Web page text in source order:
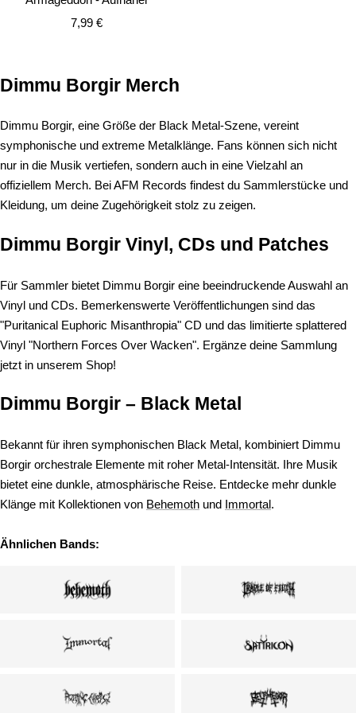
Angebotspreis
7,99 €
Dimmu Borgir Merch
Dimmu Borgir, eine Größe der Black Metal-Szene, vereint
symphonische und extreme Metalklänge. Fans können sich nicht
nur in die Musik vertiefen, sondern auch in eine Vielzahl an
offiziellem Merch. Bei AFM Records findest du Sammlerstücke und
Kleidung, um deine Zugehörigkeit stolz zu zeigen.
Dimmu Borgir Vinyl, CDs und Patches
Für Sammler bietet Dimmu Borgir eine beeindruckende Auswahl an
Vinyl und CDs. Bemerkenswerte Veröffentlichungen sind das
"Puritanical Euphoric Misanthropia" CD und das limitierte splattered
Vinyl "Northern Forces Over Wacken". Ergänze deine Sammlung
jetzt in unserem Shop!
Dimmu Borgir – Black Metal
Bekannt für ihren symphonischen Black Metal, kombiniert Dimmu
Borgir orchestrale Elemente mit roher Metal-Intensität. Ihre Musik
bietet eine dunkle, atmosphärische Reise. Entdecke mehr dunkle
Klänge mit Kollektionen von Behemoth und Immortal.
Ähnlichen Bands: